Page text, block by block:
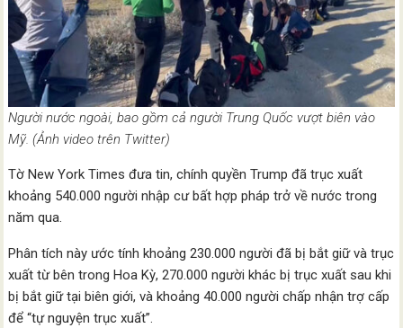
Người nước ngoài, bao gồm cả người Trung Quốc vượt biên vào
Mỹ. (Ảnh video trên Twitter)
Tờ New York Times đưa tin, chính quyền Trump đã trục xuất
khoảng 540.000 người nhập cư bất hợp pháp trở về nước trong
năm qua.
Phân tích này ước tính khoảng 230.000 người đã bị bắt giữ và trục
xuất từ ​​bên trong Hoa Kỳ, 270.000 người khác bị trục xuất sau khi
bị bắt giữ tại biên giới, và khoảng 40.000 người chấp nhận trợ cấp
để “tự nguyện trục xuất”.